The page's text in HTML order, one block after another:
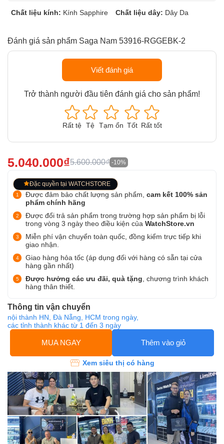
Chất liệu kính: Kính Sapphire Chất liệu dây: Dây Da
Đánh giá sản phẩm Saga Nam 53916-RGGEBK-2
Viết đánh giá
Trở thành người đầu tiên đánh giá cho sản phẩm!
Rất tệ Tệ Tạm ổn Tốt Rất tốt
5.040.000₫5.600.000₫ -10%
Đặc quyền tại WATCHSTORE
Được đảm bảo chất lượng sản phẩm, cam kết 100% sản
phẩm chính hãng
Được đổi trả sản phẩm trong trường hợp sản phẩm bị lỗi
trong vòng 3 ngày theo điều kiện của WatchStore.vn
Miễn phí vận chuyển toàn quốc, đồng kiểm trực tiếp khi
giao nhận.
Giao hàng hỏa tốc (áp dụng đối với hàng có sẵn tại cửa
hàng gần nhất)
Được hưởng các ưu đãi, quà tặng , chương trình khách
hàng thân thiết.
Thông tin vận chuyển
nội thành HN, Đà Nẵng, HCM trong ngày,
các tỉnh thành khác từ 1 đến 3 ngày
MUA NGAY Thêm vào giỏ
Xem siêu thị có hàng